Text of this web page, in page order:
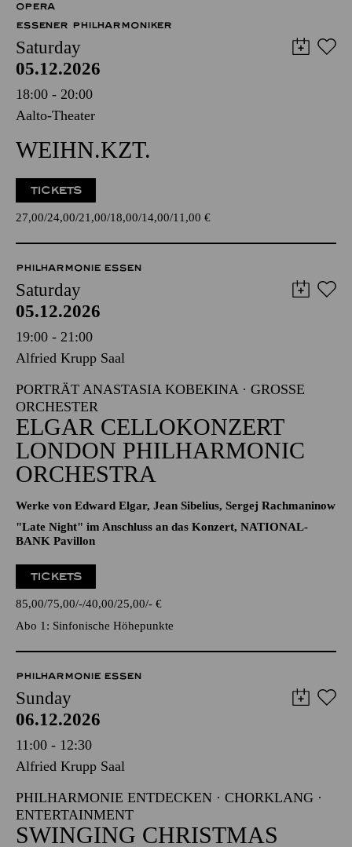
OPERA
ESSENER PHILHARMONIKER
Saturday
05.12.2026
18:00 - 20:00
Aalto-Theater
WEIHN.KZT.
TICKETS
27,00 24,00 21,00 18,00 14,00 11,00 €
PHILHARMONIE ESSEN
Saturday
05.12.2026
19:00 - 21:00
Alfried Krupp Saal
PORTRÄT ANASTASIA KOBEKINA · GROSSE O
RCHESTER
ELGAR CELLOKONZERT
LONDON PHILHARMONIC
ORCHESTRA
Werke von Edward Elgar, Jean Sibelius, Sergej Rachmaninow
"Late Night" im Anschluss an das Konzert, NATIONAL-
BANK Pavillon
TICKETS
85,00 75,00 - 40,00 25,00 - €
Abo 1: Sinfonische Höhepunkte
PHILHARMONIE ESSEN
Sunday
06.12.2026
11:00 - 12:30
Alfried Krupp Saal
PHILHARMONIE ENTDECKEN · CHORKLANG ·
ENTERTAINMENT
SWINGING CHRISTMAS